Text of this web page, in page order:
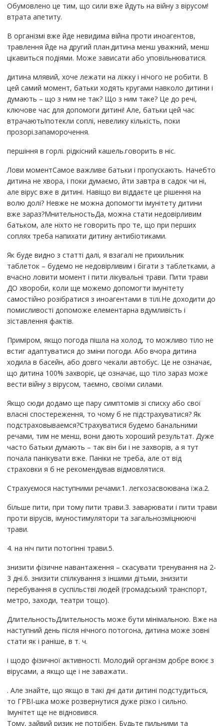
Обумовлено це тим, що сили вже йдуть на війну з вірусом!
втрата апетиту.
В організмі вже йде невидима війна проти иноагентов,
травлення йде на другий план.дитина менш уважний, менш
цікавиться подіями. Може зависати або уповільнюватися.
дитина млявий, хоче лежати на ліжку і нічого не робити. В
цей самий момент, батьки ходять кругами навколо дитини і
думають – що з ним не так? Що з ним таке? Це до речі,
ключове час для допомоги дитині! Але, батьки цей час
втрачають!потекли соплі, невелику кількість, поки
прозорі.запаморочення.
першіння в горлі. рідкісний кашель.говорить в ніс.
Лови моментСамое важливе батьки і пропускають. Начебто
дитина не хвора, і поки думаємо, йти завтра в садок чи ні,
але вірус вже в дитині. Навіщо ви віддаєте це рішення на
волю долі? Невже не можна допомогти імунітету дитини
вже зараз?МнительностьДа, можна стати недовірливим
батьком, але ніхто не говорить про те, що при перших
соплях треба напихати дитину антибіотиками.
Як буде видно з статті далі, я взагалі не прихильник
таблеток – будемо не недовірливим і бігати з таблетками, а
вчасно ловити момент і пити лікувальні трави. Пити трави
ДО хвороби, коли ще можемо допомогти імунітету
самостійно розібратися з иноагентами в тілі.Не доходити до
помисливості допоможе елементарна вдумливість і
зіставлення фактів.
Приміром, якщо погода пішла на холод, то можливо тіло не
встиг адаптуватися до зміни погоди. Або вчора дитина
ходила в басейн, або довго чекали автобус. Це не означає,
що дитина 100% захворіє, це означає, що тіло зараз може
вести війну з вірусом, таємно, своїми силами.
Якщо сюди додамо ще пару симптомів зі списку або свої
власні спостереження, то чому б не підстрахуватися? Як
подстраховываемся?Страхуватися будемо банальними
речами, тим не менш, вони дають хороший результат. Дуже
часто батьки думають – так він би і не захворів, а я тут
почала панікувати вже. Паніки не треба, але от від
страховки я б не рекомендував відмовлятися.
Страхуємося наступними речами:1. легкозасвоювана їжа.2.
більше пити, при тому пити трави.3. заварювати і пити трави
проти вірусів, імуностимулятори та загальнозміцнюючі
трави.
4. на ніч пити потогінні трави.5.
знизити фізичне навантаження – скасувати тренування на 2-
3 дні.6. знизити спілкування з іншими дітьми, знизити
перебування в суспільстві людей (громадський транспорт,
метро, заходи, театри тощо).
ДлительностьДлительность може бути мінімальною. Вже на
наступний день після нічного потогона, дитина може зовні
стати як і раніше, в т. ч.
і щодо фізичної активності. Молодий організм добре воює з
вірусами, а якщо ще і не заважати..
. Але знайте, що якщо в такі дні дати дитині подстудиться,
то ГРВІ-шка може розвернутися дуже різко і сильно.
Імунітет ще не відновився.
Тому, зайвий ризик не потрібен. Будьте пильними та